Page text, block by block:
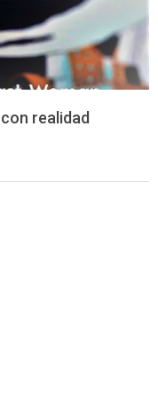
realidad